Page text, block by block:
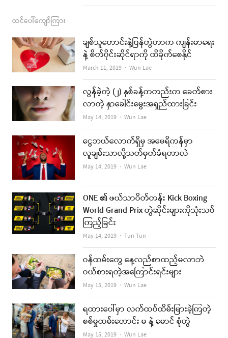
ထင်ပေါ်ကျော်ကြား
ချစ်သူဟောင်းနဲ့ပြန်တွဲတာက ကျန်းမာရေး
နဲ့ စိတ်ပိုင်းဆိုင်ရာကို ထိခိုက်စေနိုင်
March 11, 2019 Author
Wun Lae
လွန်ခဲ့တဲ့ (၂) နှစ်ခန့်ကတည်းက ခေတ်စား
လာတဲ့ နှာခေါင်းမွေးအရှည်ထားခြင်း
May 14, 2019 Author
Wun Lae
ငွေဘယ်လောက်ရှိမှ အမေရိကန်မှာ
လူချမ်းသာလို့သတ်မှတ်ခံရတာလဲ
May 14, 2019 Author
Wun Lae
ONE ၏ ဖယ်သာဝိတ်တန်း Kick Boxing
World Grand Prix တွဲဆိုင်းများကိုသုံးသပ်
ကြည့်ခြင်း
May 14, 2019 Author
Tun Tun
ဝန်ထမ်းတွေ နေ့လည်စာထည့်မလာဘဲ
ဝယ်စားရတဲ့အကြောင်းရင်းများ
May 15, 2019 Author
Wun Lae
ရထားပေါ်မှာ လက်ထပ်ထိမ်းမြားခဲ့ကြတဲ့
စစ်မှုထမ်းဟောင်း မ နဲ့ မောင် စုံတွဲ
May 15, 2019 Author
Wun Lae